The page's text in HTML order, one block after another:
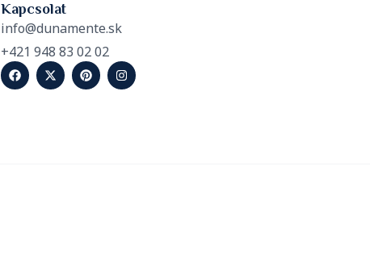
Kapcsolat
info@dunamente.sk
+421 948 83 02 02